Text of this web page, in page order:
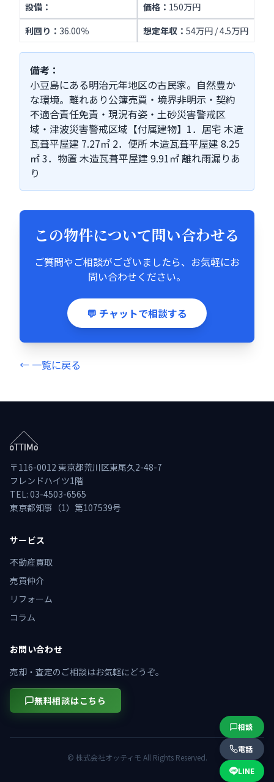
相談
電話
LINE
設備： 価格： 150万円
利回り： 36.00％ 想定年収： 54万円 / 4.5万円
備考：
小豆島にある明治元年地区の古民家。自然豊か
な環境。離れあり公簿売買・境界非明示・契約
不適合責任免責・現況有姿・土砂災害警戒区
域・津波災害警戒区域【付属建物】1．居宅 木造
瓦葺平屋建 7.27㎡ 2．便所 木造瓦葺平屋建 8.25
㎡ 3．物置 木造瓦葺平屋建 9.91㎡ 離れ雨漏りあ
り
この物件について問い合わせる
ご質問やご相談がございましたら、お気軽にお
問い合わせください。
💬 チャットで相談する
← 一覧に戻る
〒116-0012 東京都荒川区東尾久2-48-7
フレンドハイツ1階
TEL: 03-4503-6565
東京都知事（1）第107539号
サービス
不動産買取
売買仲介
リフォーム
コラム
お問い合わせ
売却・査定のご相談はお気軽にどうぞ。
無料相談はこちら
© 株式会社オッティモ All Rights Reserved.